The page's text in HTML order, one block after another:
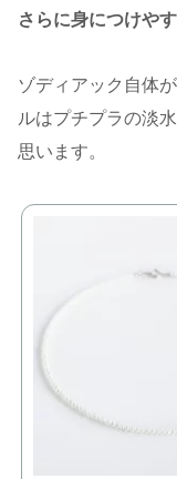
さらに身につけや
ゾディアック自体
ルはプチプラの淡
思います。